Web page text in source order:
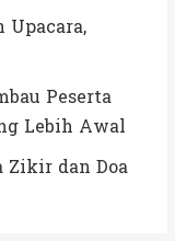
Upacara,
Peserta
Lebih Awal
Zikir dan Doa